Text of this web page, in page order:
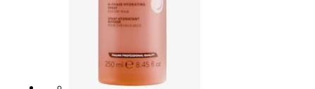
CAPELLI